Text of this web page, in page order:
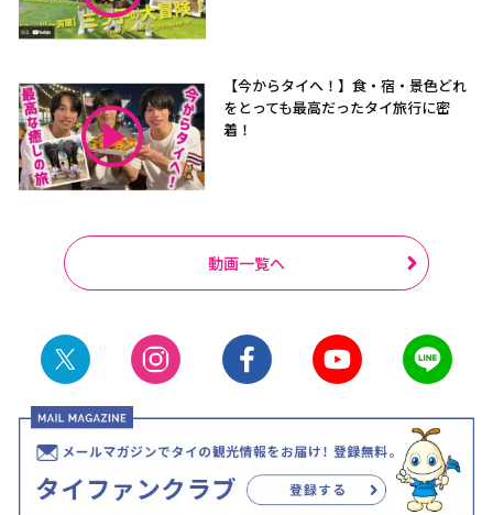
【今からタイへ！】食・宿・景色どれ
をとっても最高だったタイ旅行に密
着！
動画一覧へ